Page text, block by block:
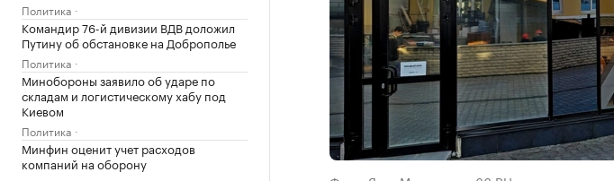
Политика
Командир 76-й дивизии ВДВ доложил
Путину об обстановке на Доброполье
Политика
Минобороны заявило об ударе по
складам и логистическому хабу под
Киевом
Политика
Минфин оценит учет расходов
компаний на оборону